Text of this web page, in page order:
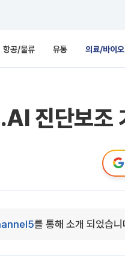
항공/물류 유통 의료/바이오
진단보
를 통해 소개 되었습니